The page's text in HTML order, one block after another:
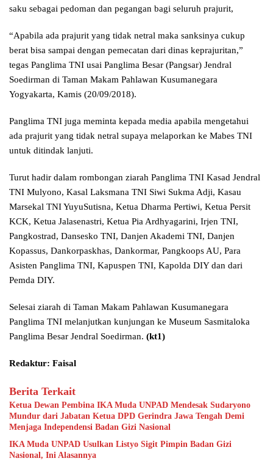
saku sebagai pedoman dan pegangan bagi seluruh prajurit,
“Apabila ada prajurit yang tidak netral maka sanksinya cukup
berat bisa sampai dengan pemecatan dari dinas keprajuritan,”
tegas Panglima TNI usai Panglima Besar (Pangsar) Jendral
Soedirman di Taman Makam Pahlawan Kusumanegara
Yogyakarta, Kamis (20/09/2018).
Panglima TNI juga meminta kepada media apabila mengetahui
ada prajurit yang tidak netral supaya melaporkan ke Mabes TNI
untuk ditindak lanjuti.
Turut hadir dalam rombongan ziarah Panglima TNI Kasad Jendral
TNI Mulyono, Kasal Laksmana TNI Siwi Sukma Adji, Kasau
Marsekal TNI YuyuSutisna, Ketua Dharma Pertiwi, Ketua Persit
KCK, Ketua Jalasenastri, Ketua Pia Ardhyagarini, Irjen TNI,
Pangkostrad, Dansesko TNI, Danjen Akademi TNI, Danjen
Kopassus, Dankorpaskhas, Dankormar, Pangkoops AU, Para
Asisten Panglima TNI, Kapuspen TNI, Kapolda DIY dan dari
Pemda DIY.
Selesai ziarah di Taman Makam Pahlawan Kusumanegara
Panglima TNI melanjutkan kunjungan ke Museum Sasmitaloka
Panglima Besar Jendral Soedirman. (kt1)
Redaktur: Faisal
Berita Terkait
Ketua Dewan Pembina IKA Muda UNPAD Mendesak Sudaryono
Mundur dari Jabatan Ketua DPD Gerindra Jawa Tengah Demi
Menjaga Independensi Badan Gizi Nasional
IKA Muda UNPAD Usulkan Listyo Sigit Pimpin Badan Gizi
Nasional, Ini Alasannya